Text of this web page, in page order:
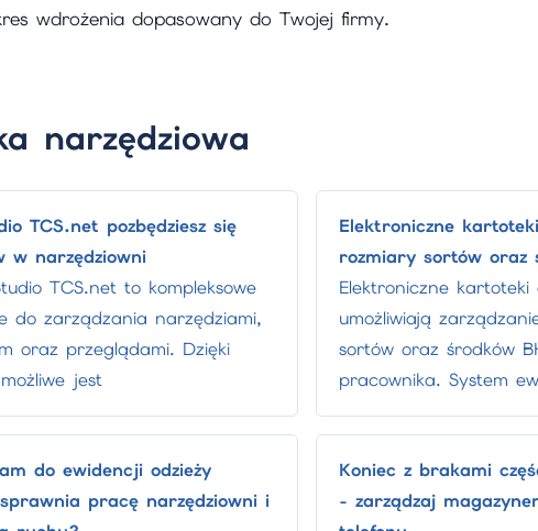
wdrożenia dopasowany do Twojej firmy.
narzędziowa
TCS.net pozbędziesz się
w narzędziowni
TCS.net to kompleksowe
do zarządzania narzędziami,
oraz przeglądami. Dzięki
jest
Elektroniczne
rozmiary sortów oraz
Elektroniczne kartoteki
umożliwiają
sortów oraz środków
pracownika. System
do ewidencji odzieży
pracę narzędziowni i
Koniec z brakami
- zarządzaj